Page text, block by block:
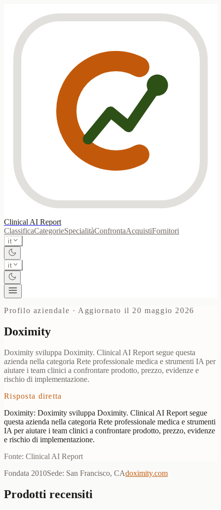
Clinical AI Report
ClassificaCategorieSpecialitàConfrontaAcquistiFornitori
it
it
Profilo aziendale · Aggiornato il 20 maggio 2026
Doximity
Doximity sviluppa Doximity. Clinical AI Report segue questa
azienda nella categoria Rete professionale medica e strumenti IA per
aiutare i team clinici a confrontare prodotto, prezzo, evidenze e
rischio di implementazione.
Risposta diretta
Doximity: Doximity sviluppa Doximity. Clinical AI Report segue
questa azienda nella categoria Rete professionale medica e strumenti
IA per aiutare i team clinici a confrontare prodotto, prezzo, evidenze
e rischio di implementazione.
Fonte: Clinical AI Report
Fondata 2010Sede: San Francisco, CAdoximity.com
Prodotti recensiti